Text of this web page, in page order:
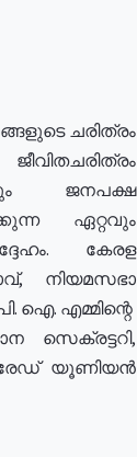
ചരിത്രം
ജനപക്ഷ
ഏറ്റവും
കേരള
നിയമസഭാ
ഐ. എമ്മിന്റെ
സെക്രട്ടറി,
യൂണിയൻ